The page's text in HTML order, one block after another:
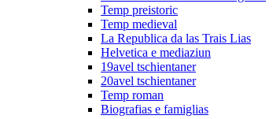
Temp preistoric
Temp medieval
La Republica da las Trais Lias
Helvetica e mediaziun
19avel tschientaner
20avel tschientaner
Temp roman
Biografias e famiglias